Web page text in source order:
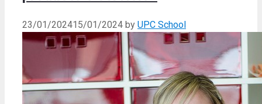
23/01/202415/01/2024 by UPC School